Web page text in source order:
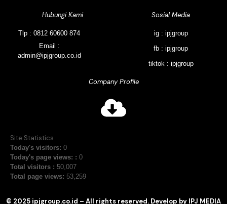
Hubungi Kami
Tlp : 0812 60600 874
Email :
admin@ipjgroup.co.id
Sosial Media
ig : ipjgroup
fb : ipjgroup
tiktok : ipjgroup
Company Profile
Site Statistics
Today's visitors: 0
Today's page views: : 0
Total visitors : 50,007
Total page views: 53,259
© 2025 ipjgroup.co.id – All rights reserved. Develop by IPJ MEDIA